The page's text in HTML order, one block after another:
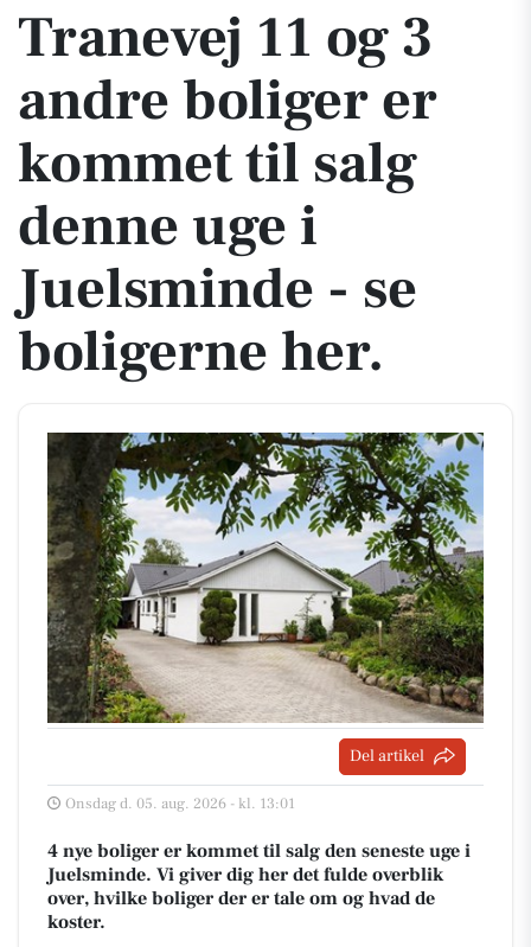
Tranevej 11 og 3
andre boliger er
kommet til salg
denne uge i
Juelsminde - se
boligerne her.
Del artikel
Onsdag d. 05. aug. 2026 - kl. 13:01
4 nye boliger er kommet til salg den seneste uge i
Juelsminde. Vi giver dig her det fulde overblik
over, hvilke boliger der er tale om og hvad de
koster.